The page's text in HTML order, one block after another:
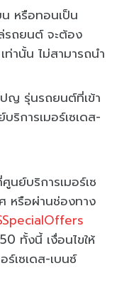
หรือทอนเป็น
รถยนต์ จะต้อง
ท่านั้น ไม่สามารถนำ
ญ รุ่นรถยนต์ที่เข้า
ริการเมอร์เซเดส-
นย์บริการเมอร์เซ
หรือผ่านช่องทาง
ทั้งนี้ เงื่อนไขให้
เซเดส-เบนซ์